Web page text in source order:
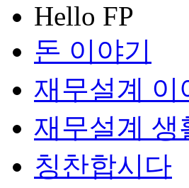
Hello FP
돈 이야기
재무설계 이
재무설계 생
칭찬합시다